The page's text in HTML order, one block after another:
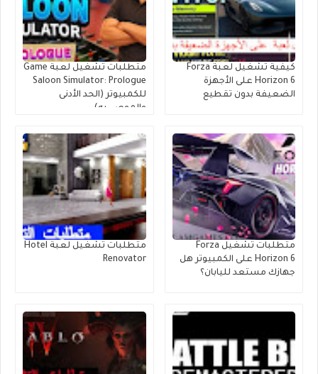
كيفية تشغيل لعبة Forza
Horizon 6 على الأجهزة
الضعيفة بدون تقطيع
متطلبات تشغيل لعبة Game
Saloon Simulator: Prologue
للكمبيوتر (الحد الأدنى
والموصى به)
متطلبات تشغيل Forza
Horizon 6 على الكمبيوتر هل
جهازك مستعد لليابان؟
متطلبات تشغيل لعبة Hotel
Renovator